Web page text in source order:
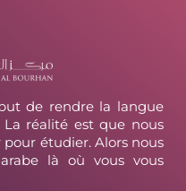
de rendre la langue
La réalité est que nous
étudier. Alors nous
là où vous vous